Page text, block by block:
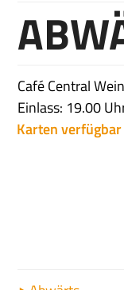
Café Central
Einlass: 19.00
Karten verfügbar